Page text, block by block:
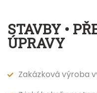
STAVBY •
ÚPRAVY
Zakázková výroba